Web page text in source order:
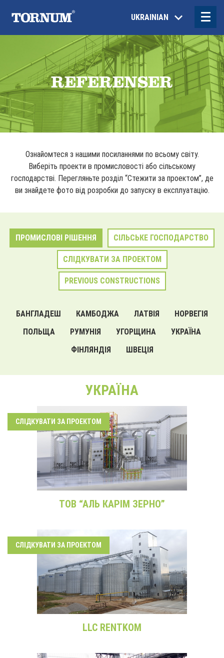
UKRAINIAN
REFERENSER
Ознайомтеся з нашими посиланнями по всьому світу.
Виберіть проекти в промисловості або сільському
господарстві. Перегляньте розділ “Стежити за проектом”, де
ви знайдете фото від розробки до запуску в експлуатацію.
ПРОМИСЛОВІ РІШЕННЯ СІЛЬСЬКЕ ГОСПОДАРСТВО
СЛІДКУВАТИ ЗА ПРОЕКТОМ
PREVIOUS CONSTRUCTIONS
БАНГЛАДЕШ КАМБОДЖА ЛАТВІЯ
НОРВЕГІЯ
ПОЛЬЩА
РУМУНІЯ УГОРЩИНА
УКРАЇНА
ФІНЛЯНДІЯ
ШВЕЦІЯ
УКРАЇНА
СЛІДКУВАТИ ЗА ПРОЕКТОМ
ТОВ “АЛЬ КАРІМ ЗЕРНО”
СЛІДКУВАТИ ЗА ПРОЕКТОМ
LLC RENTKOM